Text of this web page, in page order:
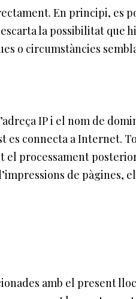
En principi, es
la possibilitat
o circumstàncies
IP i el nom de
connecta a Internet.
processament
de pàgines,
amb el present